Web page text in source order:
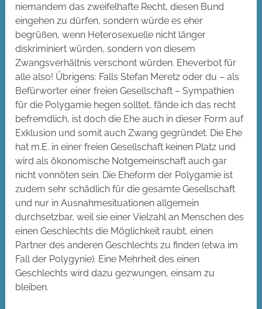
niemandem das zweifelhafte Recht, diesen Bund
eingehen zu dürfen, sondern würde es eher
begrüßen, wenn Heterosexuelle nicht länger
diskriminiert würden, sondern von diesem
Zwangsverhältnis verschont würden. Eheverbot für
alle also! Übrigens: Falls Stefan Meretz oder du – als
Befürworter einer freien Gesellschaft – Sympathien
für die Polygamie hegen solltet, fände ich das recht
befremdlich, ist doch die Ehe auch in dieser Form auf
Exklusion und somit auch Zwang gegründet. Die Ehe
hat m.E. in einer freien Gesellschaft keinen Platz und
wird als ökonomische Notgemeinschaft auch gar
nicht vonnöten sein. Die Eheform der Polygamie ist
zudem sehr schädlich für die gesamte Gesellschaft
und nur in Ausnahmesituationen allgemein
durchsetzbar, weil sie einer Vielzahl an Menschen des
einen Geschlechts die Möglichkeit raubt, einen
Partner des anderen Geschlechts zu finden (etwa im
Fall der Polygynie). Eine Mehrheit des einen
Geschlechts wird dazu gezwungen, einsam zu
bleiben.